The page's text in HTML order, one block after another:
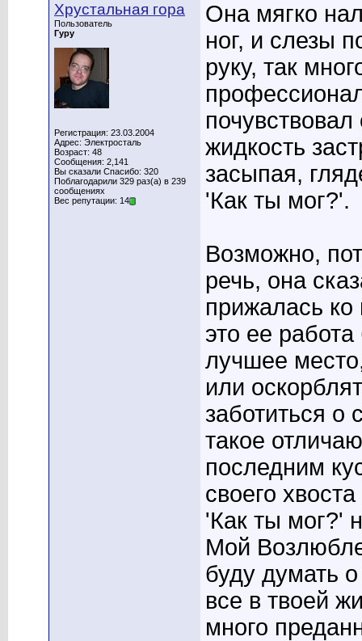
Хрустальная гора
Пользователь
Гуру
Регистрация: 23.03.2004
Адрес: Электросталь
Возраст: 48
Сообщения: 2,141
Вы сказали Спасибо: 320
Поблагодарили 329 раз(а) в 239
сообщениях
Вес репутации: 14
Она мягко
ног, и слезы
руку, так
жидкость
засыпая,
'Как ты мог?'.
Возможно,
речь, она
прижалась
это ее
лучшее
или
заботиться о
такое
последним
своего
'Как ты мог?'
Мой
буду думать
все в твоей
много